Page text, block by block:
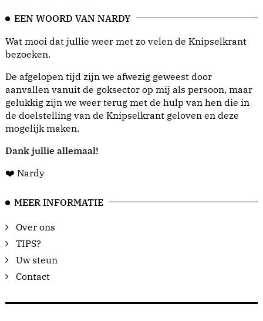
EEN WOORD VAN NARDY
Wat mooi dat jullie weer met zo velen de Knipselkrant
bezoeken.
De afgelopen tijd zijn we afwezig geweest door
aanvallen vanuit de goksector op mij als persoon, maar
gelukkig zijn we weer terug met de hulp van hen die in
de doelstelling van de Knipselkrant geloven en deze
mogelijk maken.
Dank jullie allemaal!
❤️ Nardy
MEER INFORMATIE
Over ons
TIPS?
Uw steun
Contact